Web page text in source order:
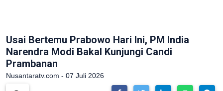
Usai Bertemu Prabowo Hari Ini, PM India
Narendra Modi Bakal Kunjungi Candi
Prambanan
Nusantaratv.com - 07 Juli 2026